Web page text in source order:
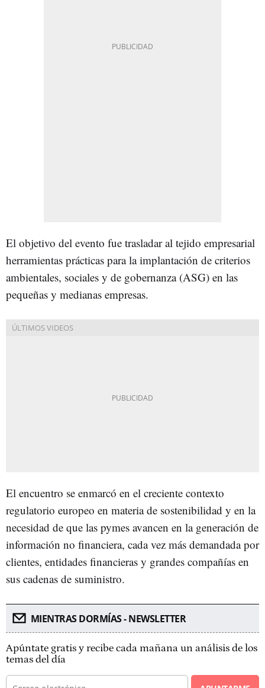
El objetivo del evento fue trasladar al tejido empresarial
herramientas prácticas para la implantación de criterios
ambientales, sociales y de gobernanza (ASG) en las
pequeñas y medianas empresas.
El encuentro se enmarcó en el creciente contexto
regulatorio europeo en materia de sostenibilidad y en la
necesidad de que las pymes avancen en la generación de
información no financiera, cada vez más demandada por
clientes, entidades financieras y grandes compañías en
sus cadenas de suministro.
MIENTRAS DORMÍAS - NEWSLETTER
Apúntate gratis y recibe cada mañana un análisis de los
temas del día